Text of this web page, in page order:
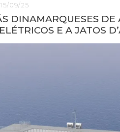
15/09/25
DINAMARQUESES
E A JATOS